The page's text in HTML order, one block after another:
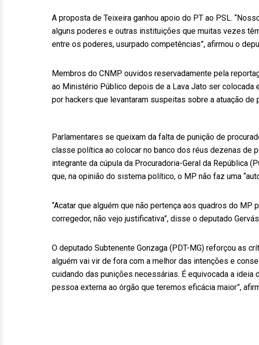
A proposta de Teixeira ganhou apoio do PT ao PSL.
alguns poderes e outras instituições que muitas vezes
entre os poderes, usurpado competências”, afirmou o
Membros do CNMP ouvidos reservadamente pela
ao Ministério Público depois de a Lava Jato ser colocada
por hackers que levantaram suspeitas sobre a atuação
Parlamentares se queixam da falta de punição de
classe política ao colocar no banco dos réus dezenas de
integrante da cúpula da Procuradoria-Geral da República
que, na opinião do sistema político, o MP não faz uma
“Acatar que alguém que não pertença aos quadros do
corregedor, não vejo justificativa”, disse o deputado
O deputado Subtenente Gonzaga (PDT-MG) reforçou as
alguém vai vir de fora com a melhor das intenções e
cuidando das punições necessárias. É equivocada a ideia
pessoa externa ao órgão que teremos eficácia maior”,